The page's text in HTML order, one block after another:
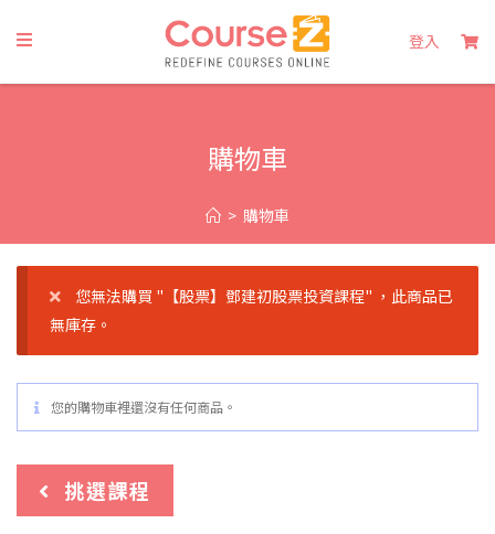
登入
購物車
> 購物車
您無法購買 "【股票】鄧建初股票投資課程" ，此商品已
無庫存。
您的購物車裡還沒有任何商品。
挑選課程